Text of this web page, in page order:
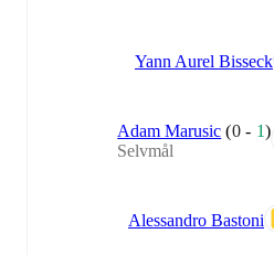
Yann Aurel Bisseck
Adam Marusic (0- 1)
Selvmål
Alessandro Bastoni